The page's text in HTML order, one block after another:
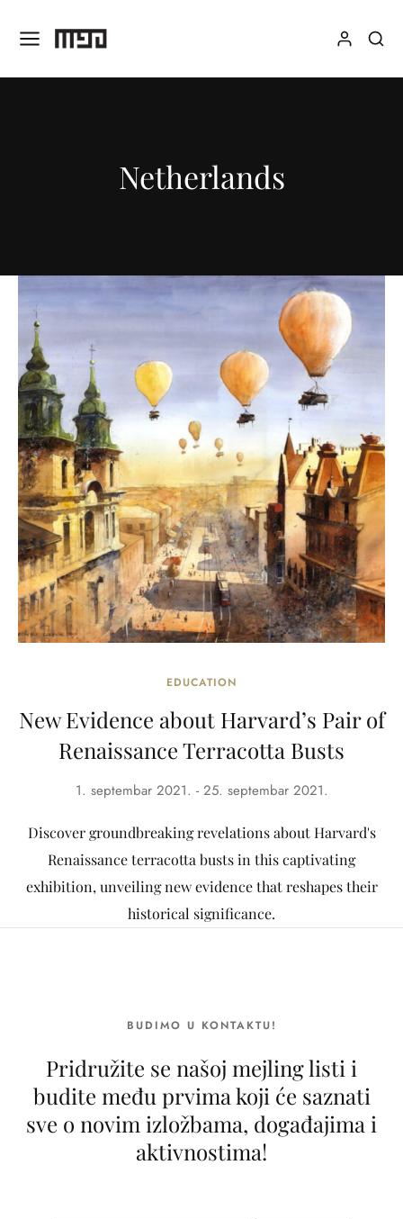
Netherlands
EDUCATION
New Evidence about Harvard’s Pair of
Renaissance Terracotta Busts
1. septembar 2021. 25. septembar 2021.
Discover groundbreaking revelations about Harvard's
Renaissance terracotta busts in this captivating
exhibition, unveiling new evidence that reshapes their
historical significance.
BUDIMO U KONTAKTU!
Pridružite se našoj mejling listi i
budite među prvima koji će saznati
sve o novim izložbama, događajima i
aktivnostima!